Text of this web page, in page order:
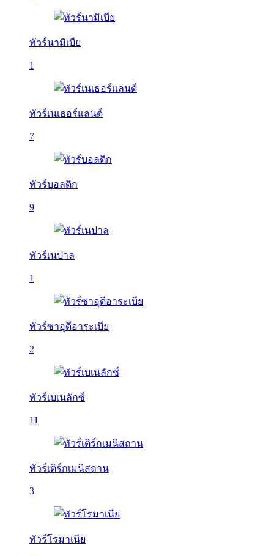
ทัวร์นามิเบีย
1
ทัวร์เนเธอร์แลนด์
7
ทัวร์บอลติก
9
ทัวร์เนปาล
1
ทัวร์ซาอุดีอาระเบีย
2
ทัวร์เบเนลักซ์
11
ทัวร์เติร์กเมนิสถาน
3
ทัวร์โรมาเนีย